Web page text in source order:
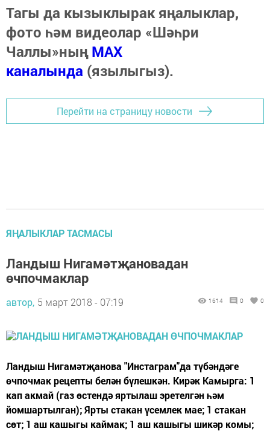
Тагы да кызыклырак яңалыклар,
фото һәм видеолар «Шәһри
Чаллы»ныңMAX
каналында (язылыгыз).
Перейти на страницу новости
ЯҢАЛЫКЛАР ТАСМАСЫ
Ландыш Нигамәтҗановадан
өчпочмаклар
автор, 5 март 2018 - 07:19 1614 0 0
Ландыш Нигамәтҗанова "Инстаграм"да түбәндәге
өчпочмак рецепты белән бүлешкән. Кирәк Камырга: 1
кап акмай (газ өстендә яртылаш эретелгән һәм
йомшартылган); Ярты стакан үсемлек мае; 1 стакан
сөт; 1 аш кашыгы каймак; 1 аш кашыгы шикәр комы;